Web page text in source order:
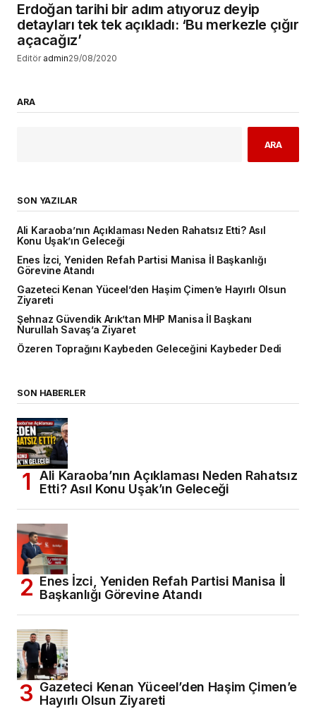
Erdoğan tarihi bir adım atıyoruz deyip
detayları tek tek açıkladı: ‘Bu merkezle çığır
açacağız’
Editör admin29/08/2020
ARA
ARA
SON YAZILAR
Ali Karaoba’nın Açıklaması Neden Rahatsız Etti? Asıl
Konu Uşak’ın Geleceği
Enes İzci, Yeniden Refah Partisi Manisa İl Başkanlığı
Görevine Atandı
Gazeteci Kenan Yüceel’den Haşim Çimen’e Hayırlı Olsun
Ziyareti
Şehnaz Güvendik Arık’tan MHP Manisa İl Başkanı
Nurullah Savaş’a Ziyaret
Özeren Toprağını Kaybeden Geleceğini Kaybeder Dedi
SON HABERLER
Ali Karaoba’nın Açıklaması Neden Rahatsız
Etti? Asıl Konu Uşak’ın Geleceği
Enes İzci, Yeniden Refah Partisi Manisa İl
Başkanlığı Görevine Atandı
Gazeteci Kenan Yüceel’den Haşim Çimen’e
Hayırlı Olsun Ziyareti